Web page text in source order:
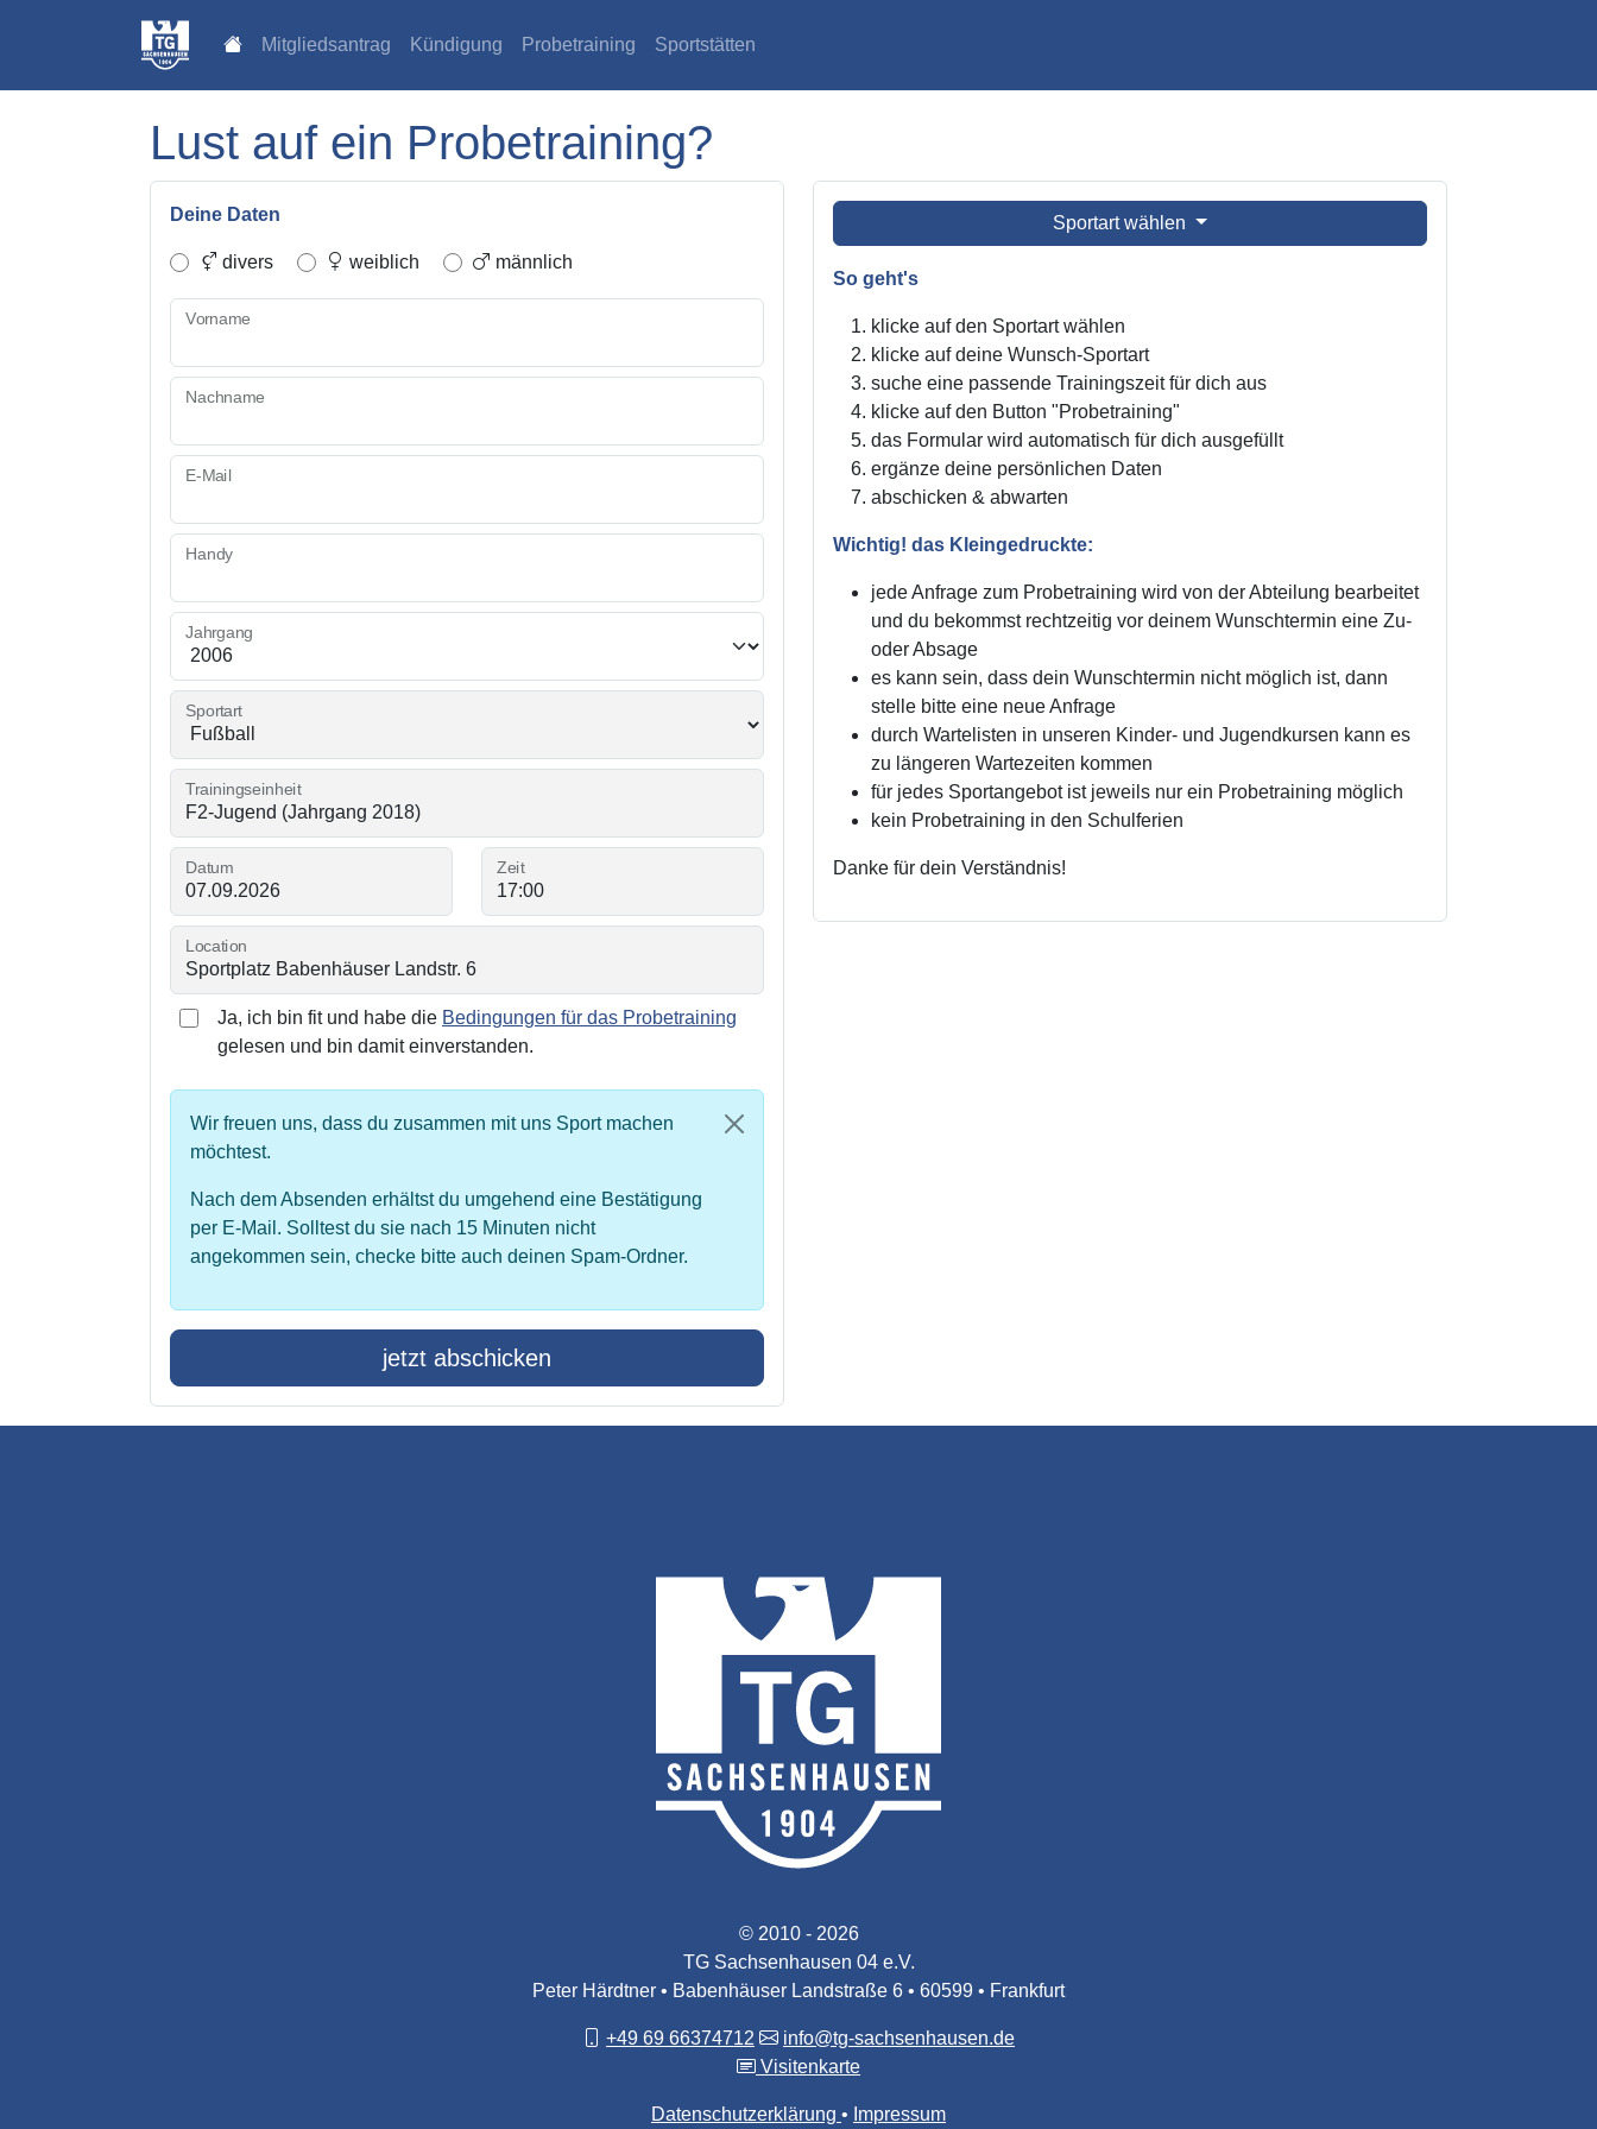
Mitgliedsantrag Kündigung Probetraining Sportstätten
Lust auf ein Probetraining?
Deine Daten
divers weiblich männlich
Vorname
Nachname
E-Mail
Handy
Jahrgang
Sportart
Trainingseinheit
Datum Zeit
Location
Ja, ich bin fit und habe die Bedingungen für das Probetraining
gelesen und bin damit einverstanden.
Wir freuen uns, dass du zusammen mit uns Sport machen
möchtest.
Nach dem Absenden erhältst du umgehend eine Bestätigung
per E-Mail. Solltest du sie nach 15 Minuten nicht
angekommen sein, checke bitte auch deinen Spam-Ordner.
jetzt abschicken
Sportart wählen
So geht's
klicke auf den Sportart wählen
klicke auf deine Wunsch-Sportart
suche eine passende Trainingszeit für dich aus
klicke auf den Button "Probetraining"
das Formular wird automatisch für dich ausgefüllt
ergänze deine persönlichen Daten
abschicken & abwarten
Wichtig! das Kleingedruckte:
jede Anfrage zum Probetraining wird von der Abteilung bearbeitet
und du bekommst rechtzeitig vor deinem Wunschtermin eine Zu-
oder Absage
es kann sein, dass dein Wunschtermin nicht möglich ist, dann
stelle bitte eine neue Anfrage
durch Wartelisten in unseren Kinder- und Jugendkursen kann es
zu längeren Wartezeiten kommen
für jedes Sportangebot ist jeweils nur ein Probetraining möglich
kein Probetraining in den Schulferien
Danke für dein Verständnis!
© 2010 - 2026
TG Sachsenhausen 04 e.V.
Peter Härdtner • Babenhäuser Landstraße 6 • 60599 • Frankfurt
+49 69 66374712
info@tg-sachsenhausen.de
Visitenkarte
Datenschutzerklärung Impressum